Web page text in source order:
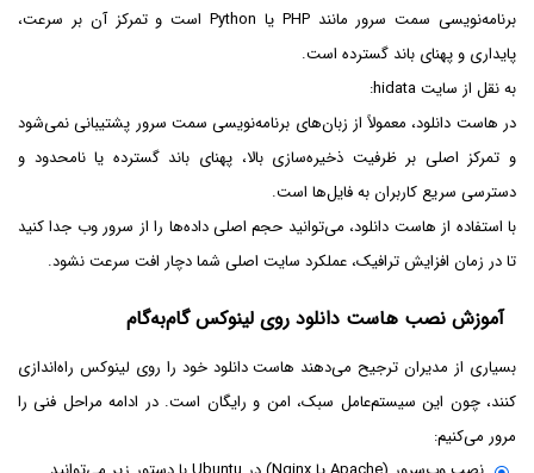
برنامه‌نویسی سمت سرور مانند PHP یا Python است و تمرکز آن بر سرعت،
پایداری و پهنای باند گسترده است.
به نقل از سایت hidata:
در هاست دانلود، معمولاً از زبان‌های برنامه‌نویسی سمت سرور پشتیبانی نمی‌شود
و تمرکز اصلی بر ظرفیت ذخیره‌سازی بالا، پهنای باند گسترده یا نامحدود و
دسترسی سریع کاربران به فایل‌ها است.
با استفاده از هاست دانلود، می‌توانید حجم اصلی داده‌ها را از سرور وب جدا کنید
تا در زمان افزایش ترافیک، عملکرد سایت اصلی شما دچار افت سرعت نشود.
آموزش نصب هاست دانلود روی لینوکس گام‌به‌گام
بسیاری از مدیران ترجیح می‌دهند هاست دانلود خود را روی لینوکس راه‌اندازی
کنند، چون این سیستم‌عامل سبک، امن و رایگان است. در ادامه مراحل فنی را
مرور می‌کنیم: